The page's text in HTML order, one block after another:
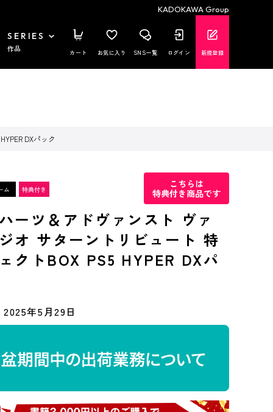
KADOKAWA Group
SERIES
作品 カート お気に入り SNS一覧 ログイン 新規登録
DXパック
こちらは
特典付き商品です
ーツ＆アドヴァンスト ヴァ
オ サターントリビュート 特
クトBOX PS5 HYPER DXパ
2025年5月29日